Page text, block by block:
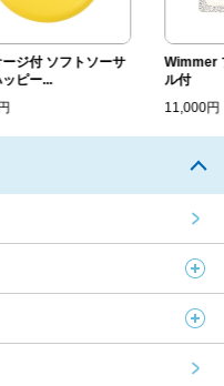
ジ付 ソフトソーサ
ー...
Wimmer プ
ル付
11,000円